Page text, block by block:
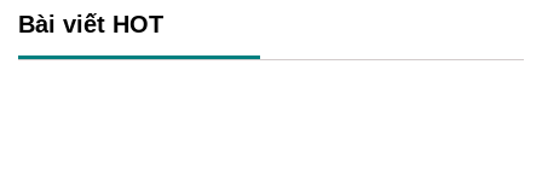
Bài viết HOT